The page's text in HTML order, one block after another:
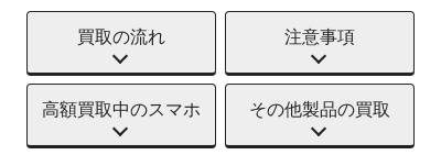
買取の流れ 注意事項
高額買取中のスマホ その他製品の買取